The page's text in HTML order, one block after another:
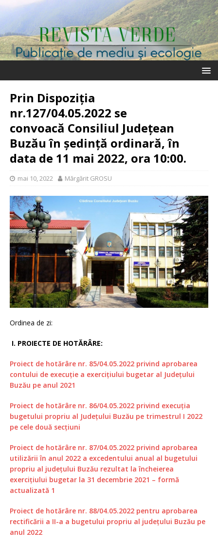
Prin Dispoziția
nr.127/04.05.2022 se
convoacă Consiliul Judeţean
Buzău în şedinţă ordinară, în
data de 11 mai 2022, ora 10:00.
mai 10, 2022 Mărgărit GROSU
Ordinea de zi:
I. PROIECTE DE HOTĂRÂRE:
Proiect de hotărâre nr. 85/04.05.2022 privind aprobarea
contului de execuție a exercițiului bugetar al Județului
Buzău pe anul 2021
Proiect de hotărâre nr. 86/04.05.2022 privind execuția
bugetului propriu al Județului Buzău pe trimestrul I 2022
pe cele două secțiuni
Proiect de hotărâre nr. 87/04.05.2022 privind aprobarea
utilizării în anul 2022 a excedentului anual al bugetului
propriu al județului Buzău rezultat la încheierea
exercițiului bugetar la 31 decembrie 2021 – formă
actualizată 1
Proiect de hotărâre nr. 88/04.05.2022 pentru aprobarea
rectificării a II-a a bugetului propriu al județului Buzău pe
anul 2022